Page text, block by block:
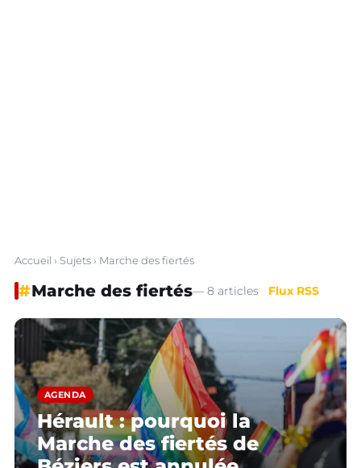
Accueil › Sujets› Marche des fiertés
#Marche des fiertés— 8 articles Flux RSS
AGENDA
Hérault : pourquoi la
Marche des fiertés de